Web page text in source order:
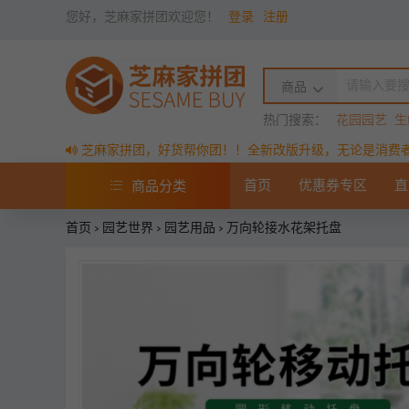
您好，芝麻家拼团欢迎您！ 登录 注册
商品
热门搜索： 花园园艺
芝麻家拼团，好货帮你团！！全新改版升级，无论是消
商品分类 首页 优惠券专区
首页 > 园艺世界 > 园艺用品 > 万向轮接水花架托盘